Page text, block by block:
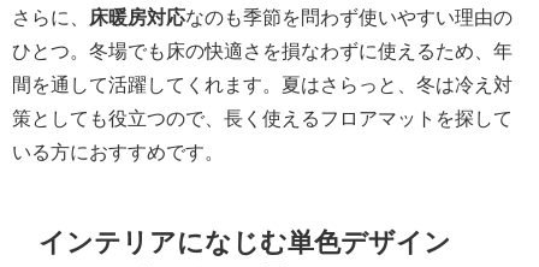
さらに、 床暖房対応なのも季節を問わず使いやすい理由の
ひとつ。冬場でも床の快適さを損なわずに使えるため、年
間を通して活躍してくれます。夏はさらっと、冬は冷え対
策としても役立つので、長く使えるフロアマットを探して
いる方におすすめです。
インテリアになじむ単色デザイン